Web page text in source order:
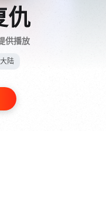
仇
供播放
大陆